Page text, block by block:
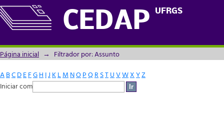
CEDAP UFRGS
Filtrador por: Assunto
Página inicial → Filtrador por: Assunto
ABCDEFGH IJ KLM NOPQRSTUVWXYZ
Iniciar com